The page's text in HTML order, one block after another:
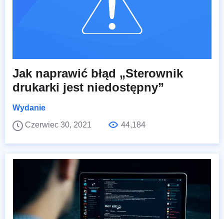
Jak naprawić błąd „Sterownik
drukarki jest niedostępny”
Wydanie
Czerwiec 30, 2021
44,184